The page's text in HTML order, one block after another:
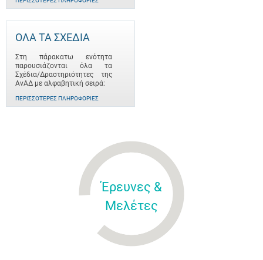
ΟΛΑ ΤΑ ΣΧΕΔΙΑ
Στη πάρακατω ενότητα
παρουσιάζονται όλα τα
Σχέδια/Δραστηριότητες της
ΑνΑΔ με αλφαβητική σειρά:
ΠΕΡΙΣΣΌΤΕΡΕΣ ΠΛΗΡΟΦΟΡΊΕΣ
Έρευνες &
Μελέτες